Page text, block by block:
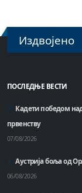
Издвојено
ПОСЛЕДЊЕ ВЕСТИ
Кадети победом
првенству
07/08/2026
Аустрија боља од
06/08/2026